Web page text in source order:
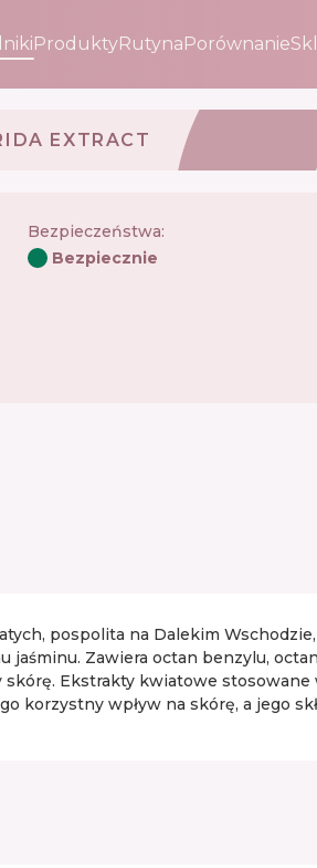
ProduktyRutynaPorównanie
EXTRACT
Bezpieczeństwa:
Bezpiecznie
pospolita na Dalekim
jaśminu. Zawiera octan benzylu,
Ekstrakty kwiatowe stosowane
korzystny wpływ na skórę, a jego